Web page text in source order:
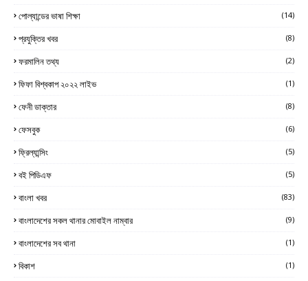
পোল্যান্ডের ভাষা শিক্ষা (14)
প্রযুক্তির খবর (8)
ফরমালিন তথ্য (2)
ফিফা বিশ্বকাপ ২০২২ লাইভ (1)
ফেনী ডাক্তার (8)
ফেসবুক (6)
ফ্রিল্যান্সিং (5)
বই পিডিএফ (5)
বাংলা খবর (83)
বাংলাদেশের সকল থানার মোবাইল নাম্বার (9)
বাংলাদেশের সব থানা (1)
বিকাশ (1)